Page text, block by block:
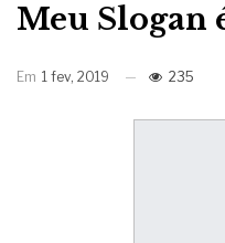
Meu Slogan
Em 1 fev, 2019 235